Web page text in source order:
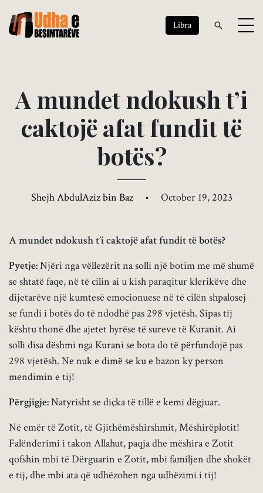
Libra
A mundetndokush t’i
caktojë afatfundittë
botës?
Shejh AbdulAziz bin Baz • October 19, 2023
A mundet ndokush t’i caktojë afat fundit të botës?
Pyetje:Njëri nga vëllezërit na solli një botim me më shumë
se shtatë faqe, në të cilin ai u kish paraqitur klerikëve dhe
dijetarëve një kumtesë emocionuese në të cilën shpalosej
se fundi i botës do të ndodhë pas 298 vjetësh. Sipas tij
kështu thonë dhe ajetet hyrëse të sureve të Kuranit. Ai
solli disa dëshmi nga Kurani se bota do të përfundojë pas
298 vjetësh. Ne nuk e dimë se ku e bazon ky person
mendimin e tij!
Përgjigje:Natyrisht se diçka të tillë e kemi dëgjuar.
Në emër të Zotit, të Gjithëmëshirshmit, Mëshirëplotit!
Falënderimi i takon Allahut, paqja dhe mëshira e Zotit
qofshin mbi të Dërguarin e Zotit, mbi familjen dhe shokët
e tij, dhe mbi ata që udhëzohen nga udhëzimi i tij!